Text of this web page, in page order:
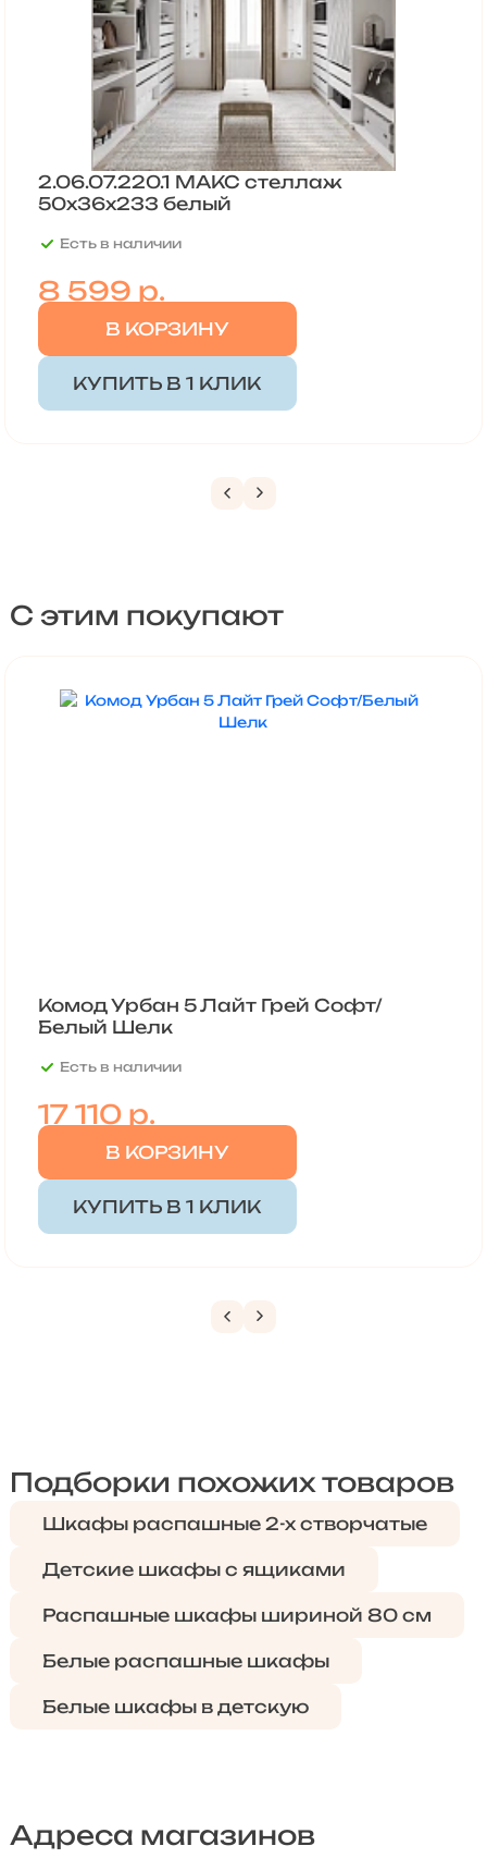
2.06.07.220.1 МАКС стеллаж
50х36х233 белый
Есть в наличии
8 599 р.
В КОРЗИНУ
КУПИТЬ В 1 КЛИК
С этим покупают
Комод Урбан 5 Лайт Грей Софт/
Белый Шелк
Есть в наличии
17 110р.
В КОРЗИНУ
КУПИТЬ В 1 КЛИК
Подборки похожих товаров
Шкафы распашные 2-х створчатые
Детские шкафы с ящиками
Распашные шкафы шириной 80 см
Белые распашные шкафы
Белые шкафы в детскую
Адреса магазинов